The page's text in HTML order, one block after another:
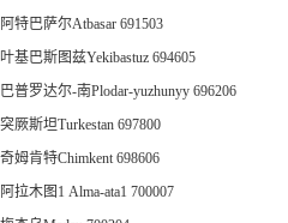
阿特巴萨尔Atbasar 691503
叶基巴斯图兹Yekibastuz 694605
巴普罗达尔-南Plodar-yuzhunyy 696206
突厥斯坦Turkestan 697800
奇姆肯特Chimkent 698606
阿拉木图1 Alma-ata1 700007